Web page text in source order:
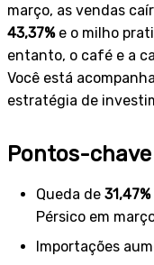
março, as vendas
43,37%e o milho
entanto, o café e a
Você está
estratégia de
Pontos-
Queda de 31,47%
Pérsico em
Importações